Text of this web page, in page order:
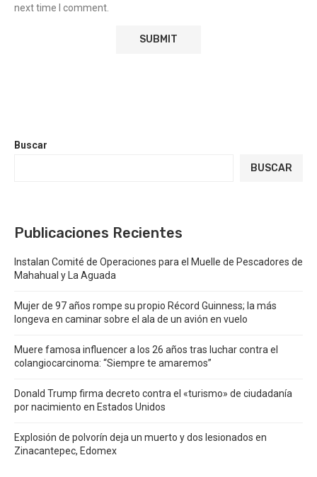
next time I comment.
Buscar
BUSCAR
Publicaciones Recientes
Instalan Comité de Operaciones para el Muelle de Pescadores de
Mahahual y La Aguada
Mujer de 97 años rompe su propio Récord Guinness; la más
longeva en caminar sobre el ala de un avión en vuelo
Muere famosa influencer a los 26 años tras luchar contra el
colangiocarcinoma: “Siempre te amaremos”
Donald Trump firma decreto contra el «turismo» de ciudadanía
por nacimiento en Estados Unidos
Explosión de polvorín deja un muerto y dos lesionados en
Zinacantepec, Edomex